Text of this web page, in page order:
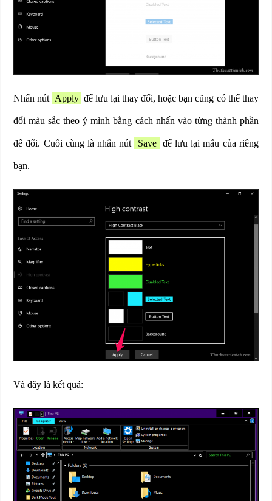
Nhấn nút Apply để lưu lại thay đổi, hoặc bạn cũng có thể thay
đổi màu sắc theo ý mình bằng cách nhấn vào từng thành phần
để đổi. Cuối cùng là nhấn nút Save để lưu lại mẫu của riêng
bạn.
Và đây là kết quả: